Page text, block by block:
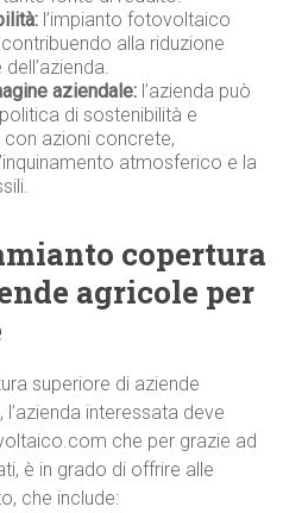
l’impianto fotovoltaico
alla riduzione
aziendale: l’azienda può
di sostenibilità e
con azioni concrete,
atmosferico e la
copertura
agricole per
superiore di aziende
interessata deve
che per grazie ad
è in grado di offrire alle
che include: